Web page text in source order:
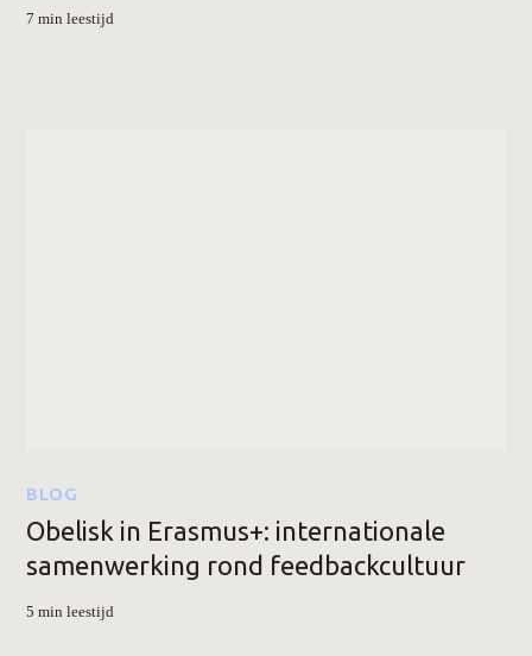
7 min leestijd
BLOG
Obelisk in Erasmus+: internationale
samenwerking rond feedbackcultuur
5 min leestijd